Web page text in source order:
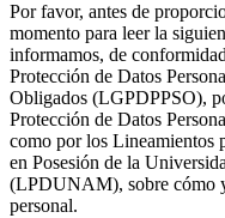
Por favor, antes de
momento para leer la
informamos, de
Protección de Datos
Obligados (LGPDPPSO),
Protección de Datos
como por los Lineamientos
en Posesión de la
(LPDUNAM), sobre cómo
personal.